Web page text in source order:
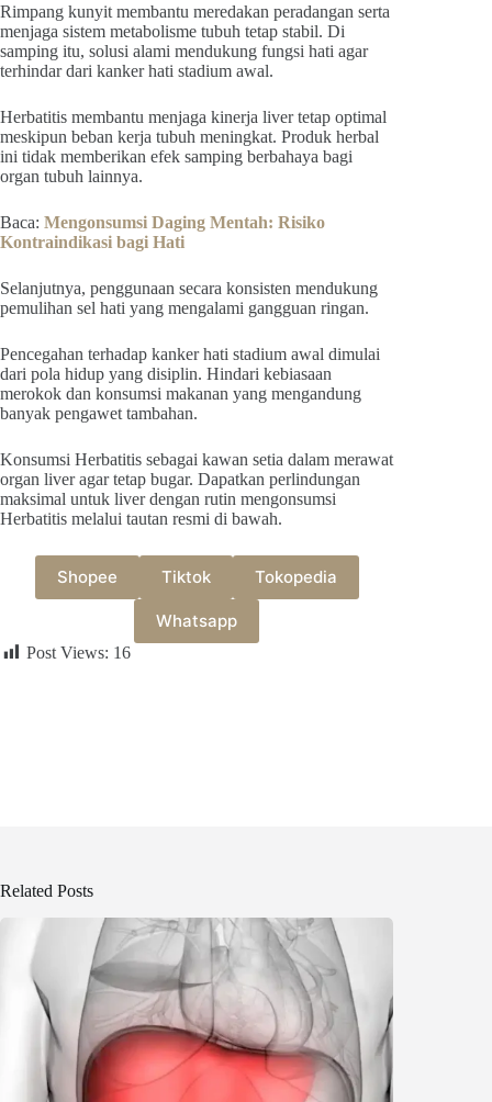
Rimpang kunyit membantu meredakan peradangan serta
menjaga sistem metabolisme tubuh tetap stabil. Di
samping itu, solusi alami mendukung fungsi hati agar
terhindar dari kanker hati stadium awal.
Herbatitis membantu menjaga kinerja liver tetap optimal
meskipun beban kerja tubuh meningkat. Produk herbal
ini tidak memberikan efek samping berbahaya bagi
organ tubuh lainnya.
Baca: Mengonsumsi Daging Mentah: Risiko
Kontraindikasi bagi Hati
Selanjutnya, penggunaan secara konsisten mendukung
pemulihan sel hati yang mengalami gangguan ringan.
Pencegahan terhadap kanker hati stadium awal dimulai
dari pola hidup yang disiplin. Hindari kebiasaan
merokok dan konsumsi makanan yang mengandung
banyak pengawet tambahan.
Konsumsi Herbatitis sebagai kawan setia dalam merawat
organ liver agar tetap bugar. Dapatkan perlindungan
maksimal untuk liver dengan rutin mengonsumsi
Herbatitis melalui tautan resmi di bawah.
Shopee Tiktok Tokopedia
Whatsapp
Post Views: 16
Related Posts